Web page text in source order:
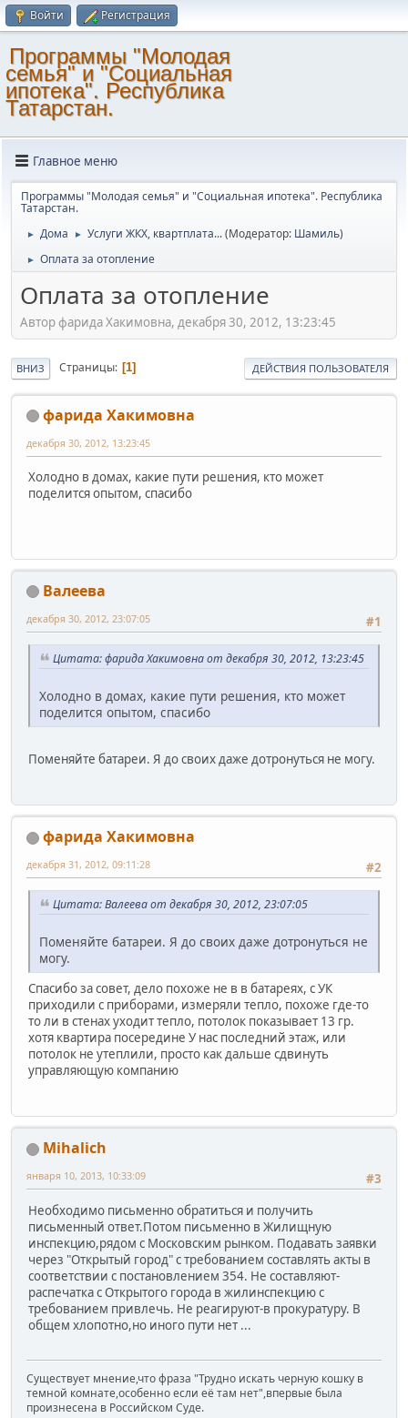
Войти Регистрация
Программы "Молодая
семья" и "Социальная
ипотека". Республика
Татарстан.
Главное меню
Программы "Молодая семья" и "Социальная ипотека". Республика
Татарстан.
► Дома ► Услуги ЖКХ, квартплата...(Модератор: Шамиль)
► Оплата за отопление
Оплата за отопление
Автор фарида Хакимовна, декабря 30, 2012, 13:23:45
ВНИЗ Страницы 1 ДЕЙСТВИЯ ПОЛЬЗОВАТЕЛЯ
фарида Хакимовна
декабря 30, 2012, 13:23:45
Холодно в домах, какие пути решения, кто может
поделится опытом, спасибо
Валеева
#1
декабря 30, 2012, 23:07:05
Цитата: фарида Хакимовна от декабря 30, 2012, 13:23:45
Холодно в домах, какие пути решения, кто может
поделится опытом, спасибо
Поменяйте батареи. Я до своих даже дотронуться не могу.
фарида Хакимовна
#2
декабря 31, 2012, 09:11:28
Цитата: Валеева от декабря 30, 2012, 23:07:05
Поменяйте батареи. Я до своих даже дотронуться не
могу.
Спасибо за совет, дело похоже не в в батареях, с УК
приходили с приборами, измеряли тепло, похоже где-то
то ли в стенах уходит тепло, потолок показывает 13 гр.
хотя квартира посередине У нас последний этаж, или
потолок не утеплили, просто как дальше сдвинуть
управляющую компанию
Mihalich
#3
января 10, 2013, 10:33:09
Необходимо письменно обратиться и получить
письменный ответ.Потом письменно в Жилищную
инспекцию,рядом с Московским рынком. Подавать заявки
через "Открытый город" с требованием составлять акты в
соответствии с постановлением 354. Не составляют-
распечатка с Открытого города в жилинспекцию с
требованием привлечь. Не реагируют-в прокуратуру. В
общем хлопотно,но иного пути нет ...
Существует мнение,что фраза "Трудно искать черную кошку в
темной комнате,особенно если её там нет",впервые была
произнесена в Российском Суде.